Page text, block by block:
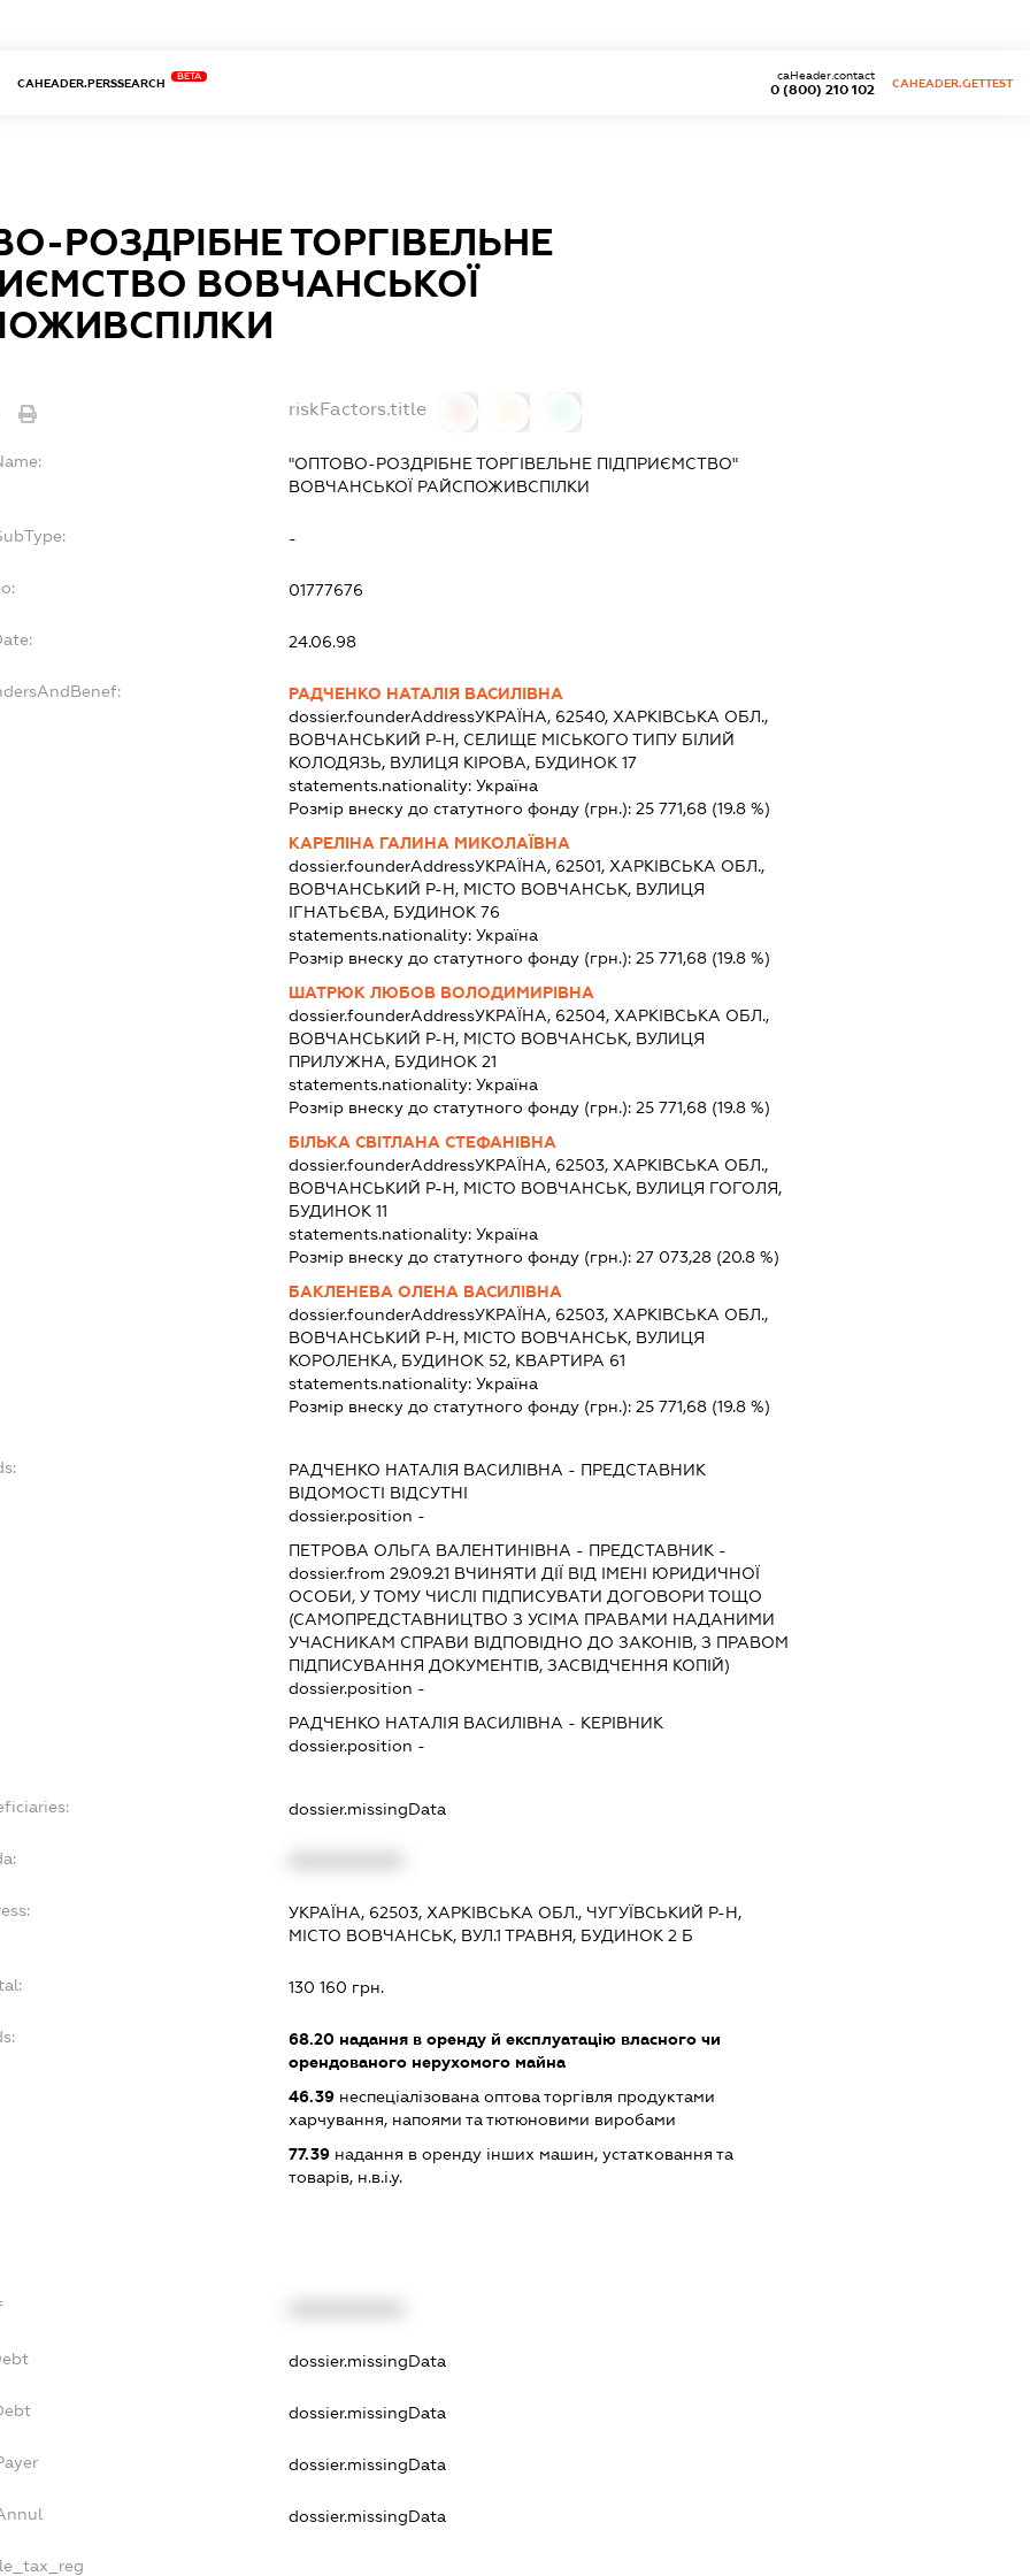
CAHEADER.PERSSEARCH
BETA
0 (800) 210 102
caHeader.contact
CAHEADER.GETTEST
РОЗДРІБНЕ ТОРГІВЕЛЬНЕ
ВОВЧАНСЬКОЇ
riskFactors.title
"ОПТОВО-РОЗДРІБНЕ ТОРГІВЕЛЬНЕ ПІДПРИЄМСТВО"
ВОВЧАНСЬКОЇ РАЙСПОЖИВСПІЛКИ
-
01777676
24.06.98
РАДЧЕНКО НАТАЛІЯ ВАСИЛІВНА
dossier.founderAddressУКРАЇНА, 62540, ХАРКІВСЬКА ОБЛ.,
ВОВЧАНСЬКИЙ Р-Н, СЕЛИЩЕ МІСЬКОГО ТИПУ БІЛИЙ
КОЛОДЯЗЬ, ВУЛИЦЯ КІРОВА, БУДИНОК 17
statements.nationality:Україна
Розмір внеску до статутного фонду (грн.):25 771,68 (19.8 %)
КАРЕЛІНА ГАЛИНА МИКОЛАЇВНА
dossier.founderAddressУКРАЇНА, 62501, ХАРКІВСЬКА ОБЛ.,
ВОВЧАНСЬКИЙ Р-Н, МІСТО ВОВЧАНСЬК, ВУЛИЦЯ
ІГНАТЬЄВА, БУДИНОК 76
statements.nationality:Україна
Розмір внеску до статутного фонду (грн.):25 771,68 (19.8 %)
ШАТРЮК ЛЮБОВ ВОЛОДИМИРІВНА
dossier.founderAddressУКРАЇНА, 62504, ХАРКІВСЬКА ОБЛ.,
ВОВЧАНСЬКИЙ Р-Н, МІСТО ВОВЧАНСЬК, ВУЛИЦЯ
ПРИЛУЖНА, БУДИНОК 21
statements.nationality:Україна
Розмір внеску до статутного фонду (грн.):25 771,68 (19.8 %)
БІЛЬКА СВІТЛАНА СТЕФАНІВНА
dossier.founderAddressУКРАЇНА, 62503, ХАРКІВСЬКА ОБЛ.,
ВОВЧАНСЬКИЙ Р-Н, МІСТО ВОВЧАНСЬК, ВУЛИЦЯ ГОГОЛЯ,
БУДИНОК 11
statements.nationality:Україна
Розмір внеску до статутного фонду (грн.):27 073,28 (20.8 %)
БАКЛЕНЕВА ОЛЕНА ВАСИЛІВНА
dossier.founderAddressУКРАЇНА, 62503, ХАРКІВСЬКА ОБЛ.,
ВОВЧАНСЬКИЙ Р-Н, МІСТО ВОВЧАНСЬК, ВУЛИЦЯ
КОРОЛЕНКА, БУДИНОК 52, КВАРТИРА 61
statements.nationality:Україна
Розмір внеску до статутного фонду (грн.):25 771,68 (19.8 %)
РАДЧЕНКО НАТАЛІЯ ВАСИЛІВНА - ПРЕДСТАВНИК
ВІДОМОСТІ ВІДСУТНІ
dossier.position -
ПЕТРОВА ОЛЬГА ВАЛЕНТИНІВНА - ПРЕДСТАВНИК -
dossier.from 29.09.21 ВЧИНЯТИ ДІЇ ВІД ІМЕНІ ЮРИДИЧНОЇ
ОСОБИ, У ТОМУ ЧИСЛІ ПІДПИСУВАТИ ДОГОВОРИ ТОЩО
(САМОПРЕДСТАВНИЦТВО З УСІМА ПРАВАМИ НАДАНИМИ
УЧАСНИКАМ СПРАВИ ВІДПОВІДНО ДО ЗАКОНІВ, З ПРАВОМ
ПІДПИСУВАННЯ ДОКУМЕНТІВ, ЗАСВІДЧЕННЯ КОПІЙ)
dossier.position -
РАДЧЕНКО НАТАЛІЯ ВАСИЛІВНА - КЕРІВНИК
dossier.position -
dossier.missingData
УКРАЇНА, 62503, ХАРКІВСЬКА ОБЛ., ЧУГУЇВСЬКИЙ Р-Н,
МІСТО ВОВЧАНСЬК, ВУЛ.1 ТРАВНЯ, БУДИНОК 2 Б
130 160 грн.
68.20 надання в оренду й експлуатацію власного чи
орендованого нерухомого майна
46.39 неспеціалізована оптова торгівля продуктами
харчування, напоями та тютюновими виробами
77.39 надання в оренду інших машин, устатковання та
товарів, н.в.і.у.
dossier.missingData
dossier.missingData
dossier.missingData
dossier.missingData